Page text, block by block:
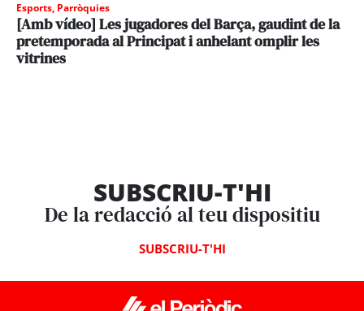
Esports, Parròquies
[Amb vídeo] Les jugadores del Barça, gaudint de la
pretemporada al Principat i anhelant omplir les
vitrines
SUBSCRIU-T'HI
De la redacció al teu dispositiu
SUBSCRIU-T'HI